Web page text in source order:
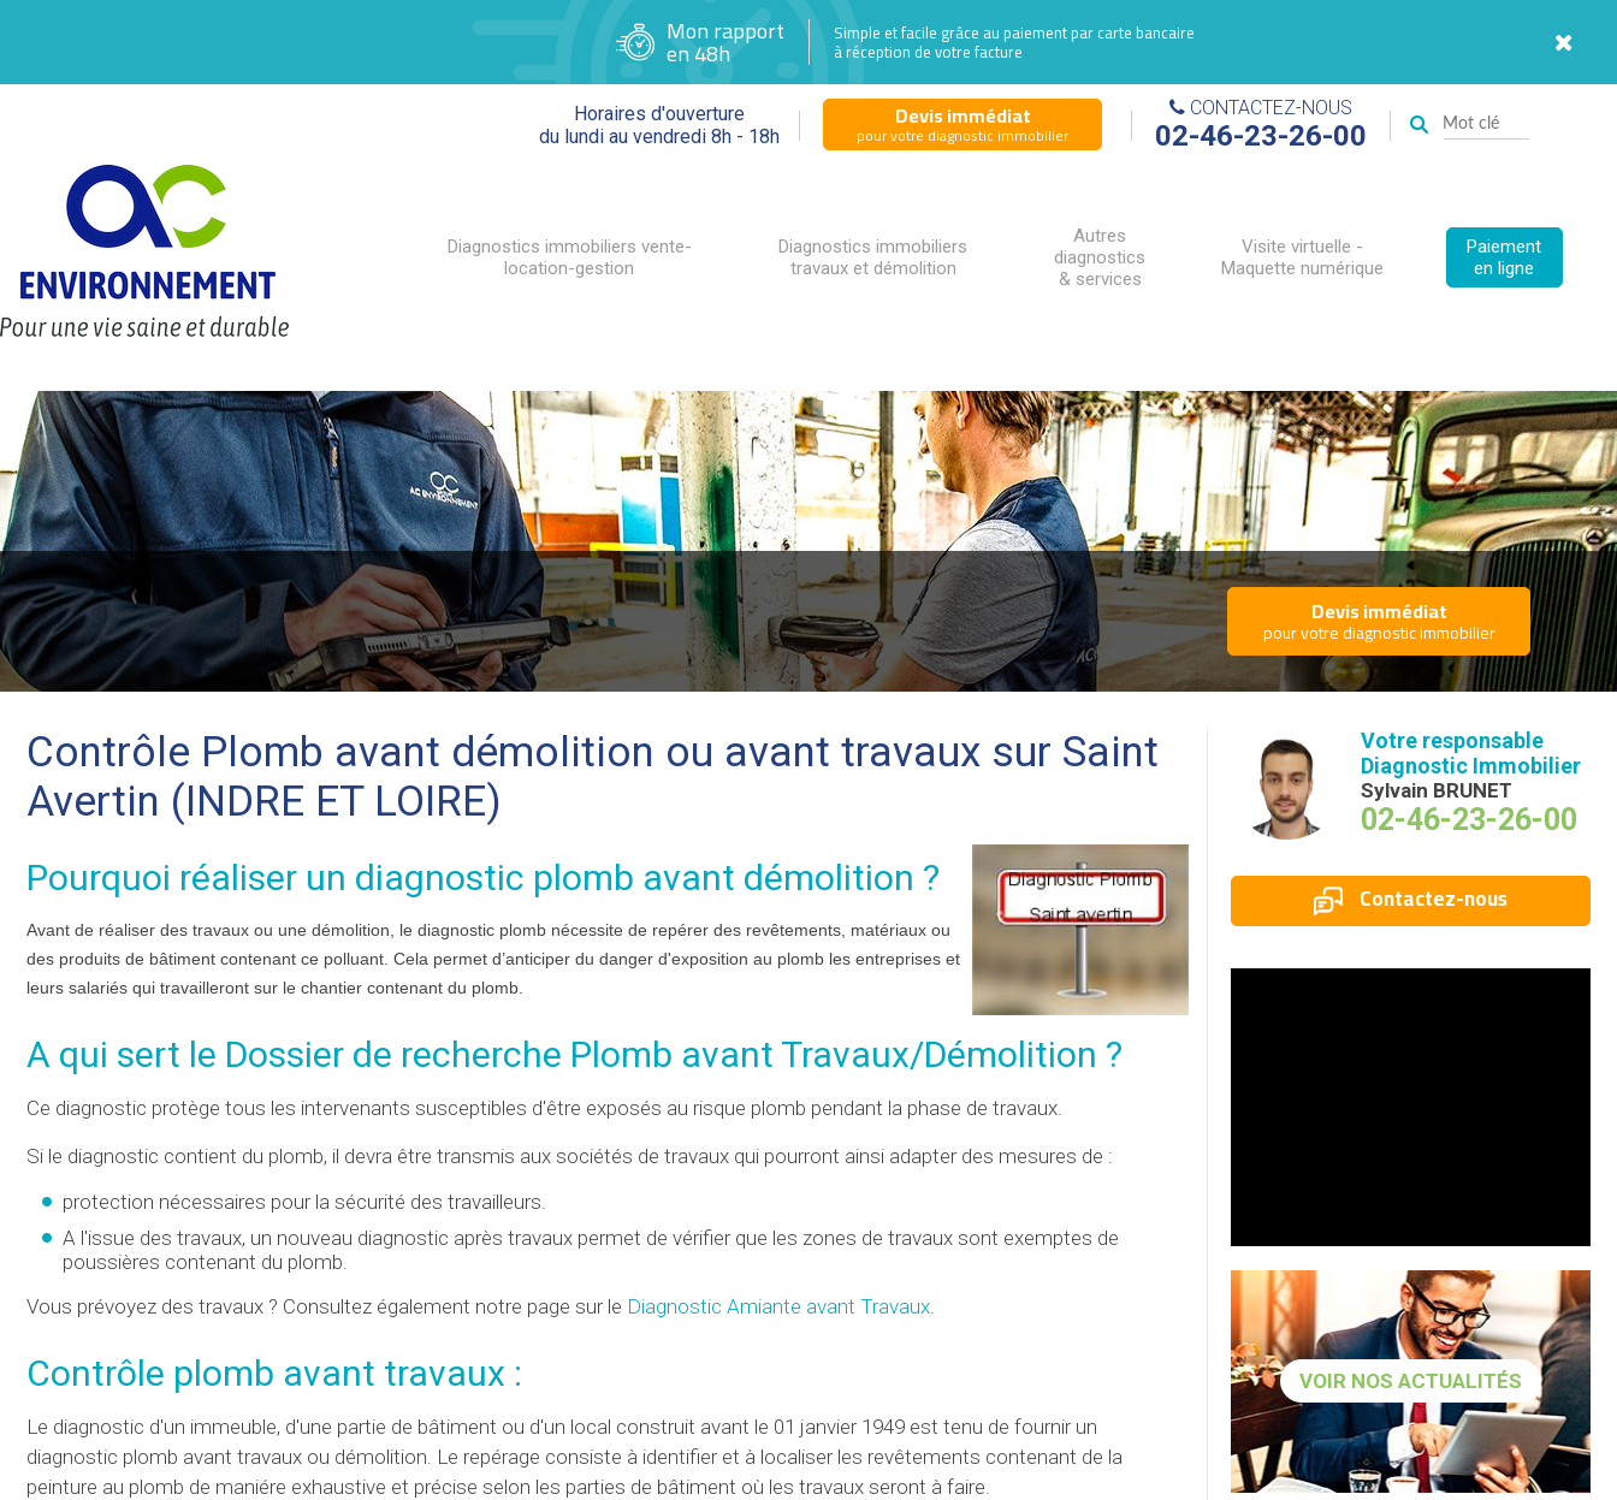
Mon rapport
en 48h
Simple et facile grâce au paiement par carte bancaire
à réception de votre facture
Horaires d'ouverture
du lundi au vendredi 8h - 18h
Devis immédiat
pour votre diagnostic immobilier
CONTACTEZ-NOUS
02-46-23-26-00
Diagnostics immobiliers vente-
location-gestion
Diagnostics immobiliers
travaux et démolition
Autres
diagnostics
& services
Visite virtuelle -
Maquette numérique
Paiement
en ligne
Devis immédiat
pour votre diagnostic immobilier
Contrôle Plomb avant démolition ou avant travaux sur Saint
Avertin (INDRE ET LOIRE)
Pourquoi réaliser un diagnostic plomb avant démolition ?
Avant de réaliser des travaux ou une démolition, le diagnostic plomb nécessite de repérer des revêtements, matériaux ou
des produits de bâtiment contenant ce polluant. Cela permet d’anticiper du danger d'exposition au plomb les entreprises et
leurs salariés qui travailleront sur le chantier contenant du plomb.
A qui sert le Dossier de recherche Plomb avant Travaux/Démolition ?
Ce diagnostic protège tous les intervenants susceptibles d'être exposés au risque plomb pendant la phase de travaux.
Si le diagnostic contient du plomb, il devra être transmis aux sociétés de travaux qui pourront ainsi adapter des mesures de :
protection nécessaires pour la sécurité des travailleurs.
A l'issue des travaux, un nouveau diagnostic après travaux permet de vérifier que les zones de travaux sont exemptes de
poussières contenant du plomb.
Vous prévoyez des travaux ? Consultez également notre page sur le Diagnostic Amiante avant Travaux.
Contrôle plomb avant travaux :
Le diagnostic d'un immeuble, d'une partie de bâtiment ou d'un local construit avant le 01 janvier 1949 est tenu de fournir un
diagnostic plomb avant travaux ou démolition. Le repérage consiste à identifier et à localiser les revêtements contenant de la
peinture au plomb de maniére exhaustive et précise selon les parties de bâtiment où les travaux seront à faire.
Votre responsable
Diagnostic Immobilier
Sylvain BRUNET
02-46-23-26-00
Contactez-nous
VOIR NOS ACTUALITÉS